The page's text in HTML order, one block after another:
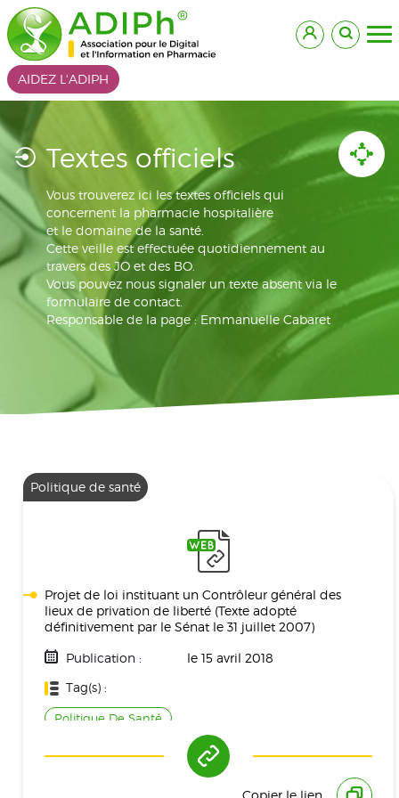
AIDEZ L'ADIPH
Textes officiels
Vous trouverez ici les textes officiels qui
concernent la pharmacie hospitalière
et le domaine de la santé.
Cette veille est effectuée quotidiennement au
travers des JO et des BO.
Vous pouvez nous signaler un texte absent via le
formulaire de contact.
Responsable de la page : Emmanuelle Cabaret
Politique de santé
Projet de loi instituant un Contrôleur général des
lieux de privation de liberté (Texte adopté
définitivement par le Sénat le 31 juillet 2007)
Publication :
le 15 avril 2018
Tag(s) :
Politique De Santé
Copier le lien